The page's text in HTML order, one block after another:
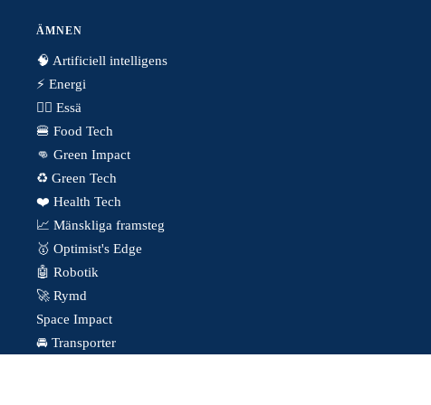
ÄMNEN
🧠 Artificiell intelligens
⚡️ Energi
✍🏼 Essä
🍔 Food Tech
👊 Green Impact
♻️ Green Tech
❤️ Health Tech
📈 Mänskliga framsteg
🥇 Optimist's Edge
🤖 Robotik
🚀 Rymd
Space Impact
🚘 Transporter